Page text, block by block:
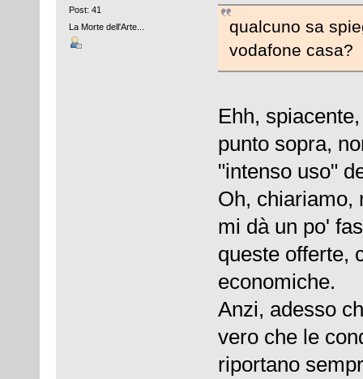
Post: 41
La Morte dell'Arte...
qualcuno sa
vodafone casa?
Ehh,
punto sopra,
"intenso uso"
Oh, chiariamo,
mi dà un po'
queste offerte,
economiche.
Anzi, adesso
vero che le
riportano